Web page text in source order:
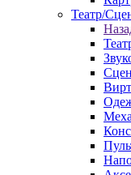
Театр/